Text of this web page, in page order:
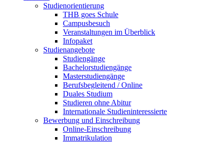
Studienorientierung
THB goes Schule
Campusbesuch
Veranstaltungen im Überblick
Infopaket
Studienangebote
Studiengänge
Bachelorstudiengänge
Masterstudiengänge
Berufsbegleitend / Online
Duales Studium
Studieren ohne Abitur
Internationale Studieninteressierte
Bewerbung und Einschreibung
Online-Einschreibung
Immatrikulation